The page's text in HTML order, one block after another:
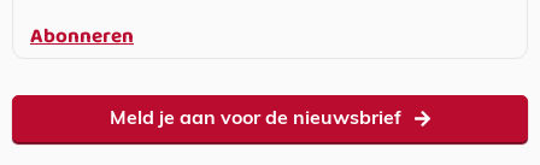
Abonneren
Meld je aan voor de nieuwsbrief